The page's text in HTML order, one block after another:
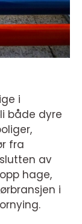
i
både dyre
fra
av
hage,
i